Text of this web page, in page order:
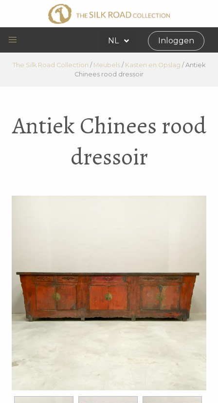
NL Inloggen
The Silk Road Collection / Meubels / Kasten en Opslag / Antiek
Chinees rood dressoir
Antiek Chinees rood
dressoir